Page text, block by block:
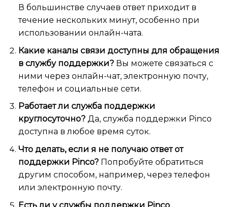
В большинстве случаев ответ приходит в
течение нескольких минут, особенно при
использовании онлайн-чата.
Какие каналы связи доступны для обращения
в службу поддержки?Вы можете связаться с
ними через онлайн-чат, электронную почту,
телефон и социальные сети.
Работает ли служба поддержки
круглосуточно?Да, служба поддержки Pinco
доступна в любое время суток.
Что делать, если я не получаю ответ от
поддержки Pinco?Попробуйте обратиться
другим способом, например, через телефон
или электронную почту.
Есть ли у службы поддержки Pinco